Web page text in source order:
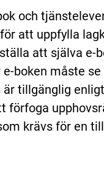
och
att uppfylla
att själva e-
boken måste
tillgänglig
förfoga
krävs för en